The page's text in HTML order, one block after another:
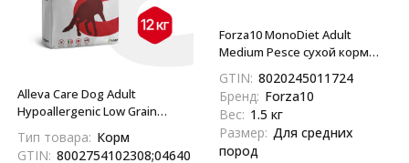
Alleva Care Dog Adult
Hypoallergenic Low Grain
гипоаллергенный корм для
Тип товара: Корм
GTIN: 8002754102308;04640413380250
Forza10 MonoDiet Adult
Medium Pesce сухой корм
пород с рыбой - 1,5 кг
GTIN: 8020245011724
Бренд: Forza10
Вес: 1.5 кг
Размер: Для средних
пород